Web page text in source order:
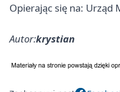
Opierając się na: Urząd
Autor:krystian